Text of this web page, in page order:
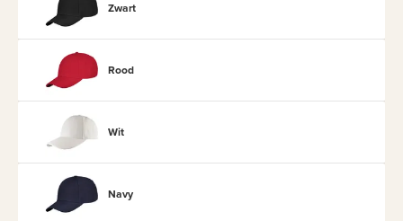
Zwart
Rood
Wit
Navy